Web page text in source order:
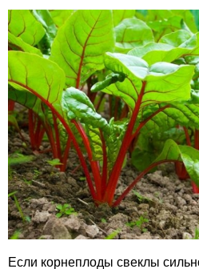
Если корнеплоды свеклы